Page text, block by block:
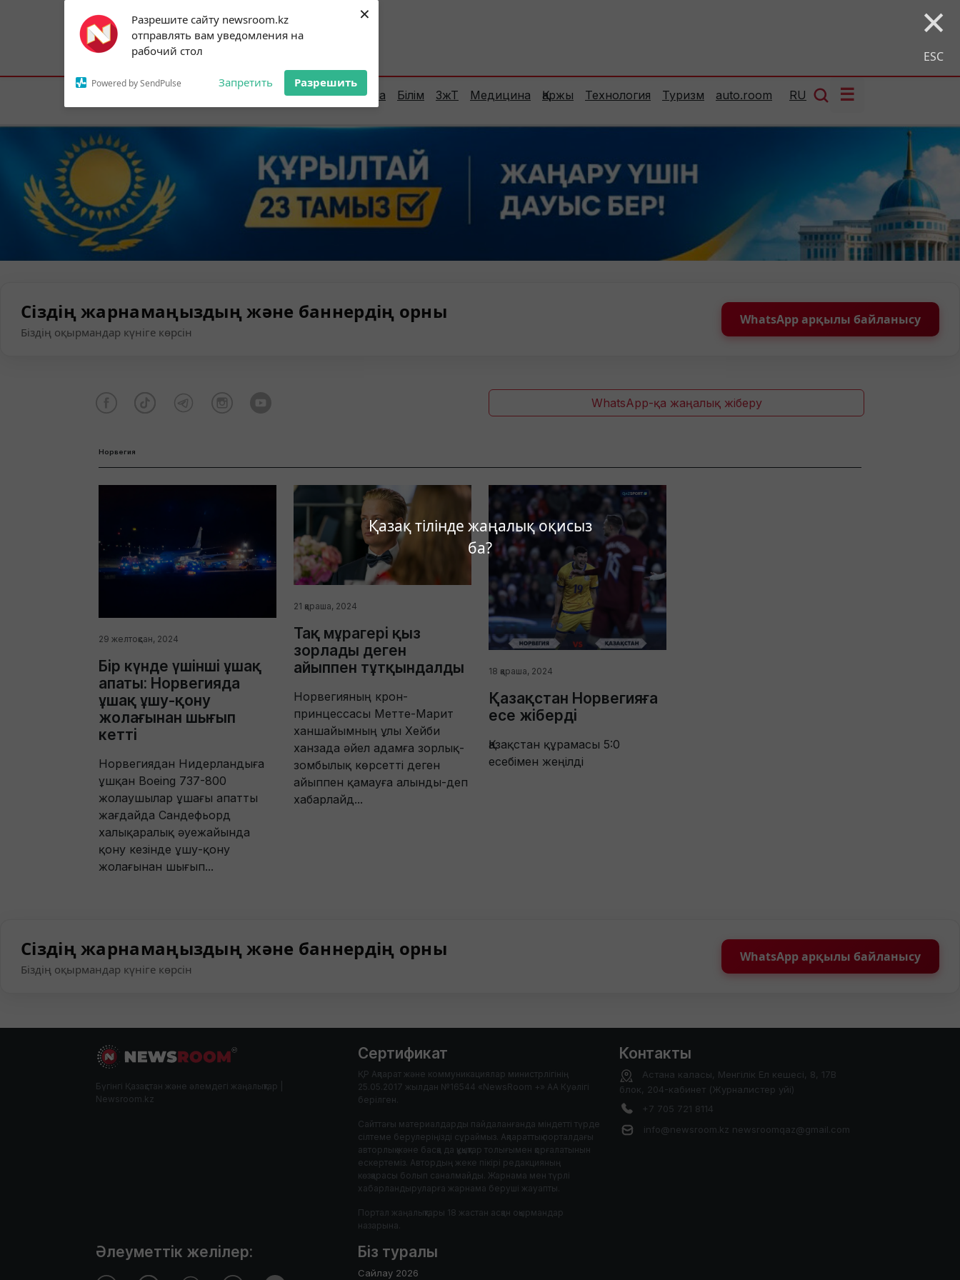
Разрешите сайту newsroom.kz
отправлять вам уведомления на
рабочий стол
Powered by SendPulse Запретить Разрешить
× ×
ESC
Қазақ тілінде жаңалық оқисыз
ба?
Subscribe to our
notifications!
To enable permission prompts, click on
the notification icon
Астана:26°C Алматы:35°C Шымкент:
Елорда Сараптама Білім ЗжТ Медицина Қаржы Технология Туризм auto.room RU ☰
Сіздің жарнамаңыздың және баннердің орны
Біздің оқырмандар күніге көрсін
WhatsApp арқылы байланысу
WhatsApp-қа жаңалық жіберу
Норвегия
29 желтоқсан, 2024
Бір күнде үшінші ұшақ
апаты: Норвегияда
ұшақ ұшу-қону
жолағынан шығып
кетті
Норвегиядан Нидерландыға
ұшқан Boeing 737-800
жолаушылар ұшағы апатты
жағдайда Сандефьорд
халықаралық әуежайында
қону кезінде ұшу-қону
жолағынан шығып...
21 қараша, 2024
Тақ мұрагері қыз
зорлады деген
айыппен тұтқындалды
Норвегияның крон-
принцессасы Метте-Марит
ханшайымның ұлы Хейби
ханзада әйел адамға зорлық-
зомбылық көрсетті деген
айыппен қамауға алынды-деп
хабарлайд...
18 қараша, 2024
Қазақстан Норвегияға
есе жіберді
Қазақстан құрамасы 5:0
есебімен жеңілді
Сіздің жарнамаңыздың және баннердің орны
Біздің оқырмандар күніге көрсін
WhatsApp арқылы байланысу
Бүгінгі Қазақстан және әлемдегі жаңалықтар |
Newsroom.kz
Сертификат
ҚР Ақпарат және коммуникациялар министрлігінің
25.05.2017 жылдан №16544 «NewsRoom +» АА Куәлігі
берілген.
Сайттағы материалдарды пайдаланғанда міндетті түрде
сілтеме берулеріңізді сұраймыз. Ақпараттық порталдағы
авторлық және басқа да құқықтар толығымен қорғалатынын
ескертеміз. Автордың жеке пікірі редакцияның
көзқарасы болып саналмайды. Жарнама мен түрлі
хабарландыруларға жарнама беруші жауапты.
Портал жаңалықтары 18 жастан асқан оқырмандар
назарына.
Контакты
Астана каласы, Менгілік Ел кешесі, 8, 17В
блок, 204-кабинет (Журналистер уйі)
+7 705 721 8114
info@newsroom.kz newsroomqaz@gmail.com
Біз туралы
Сайлау 2026
Әлеуметтік желілер: